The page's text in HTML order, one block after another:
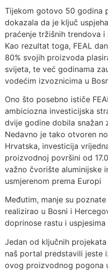
Tijekom gotovo 50 godina
dokazala da je ključ
praćenje tržišnih trendova
Kao rezultat toga, FEAL
80% svojih proizvoda
svijeta, te već godinama
vodećim izvoznicima u
Ono što posebno ističe
ambiciozna investicijska
dvije godine dobila snažan
Nedavno je tako otvoren
Hrvatska, investicija
proizvodnoj površini od
važno čvorište aluminijske
usmjerenom prema Europi
Međutim, manje su
realizirao u Bosni i
doprinose rastu i uspjesima
Jedan od ključnih
naš portal predstavili jeste
ovog proizvodnog pogona